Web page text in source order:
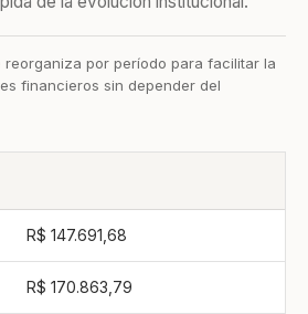
reorganiza por período para facilitar la
financieros sin depender del
R$ 147.691,68
R$ 170.863,79